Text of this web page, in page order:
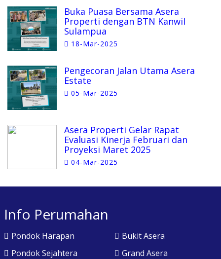
Buka Puasa Bersama Asera
Properti dengan BTN Kanwil
Sulampua
18-Mar-2025
Pengecoran Jalan Utama Asera
Estate
05-Mar-2025
Asera Properti Gelar Rapat
Evaluasi Kinerja Februari dan
Proyeksi Maret 2025
04-Mar-2025
Info Perumahan
Pondok Harapan
Pondok Sejahtera
Bukit Asera
Grand Asera